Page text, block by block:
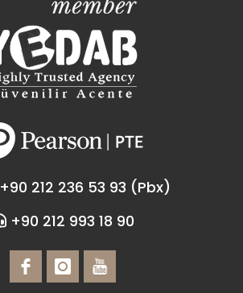
+90 212 236 53 93 (Pbx)
+90 212 993 18 90